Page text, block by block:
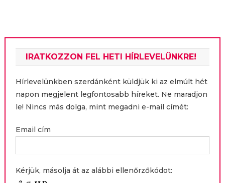
IRATKOZZON FEL HETI HÍRLEVELÜNKRE!
Hírlevelünkben szerdánként küldjük ki az elmúlt hét
napon megjelent legfontosabb híreket. Ne maradjon
le! Nincs más dolga, mint megadni e-mail címét:
Email cím
Kérjük, másolja át az alábbi ellenőrzőkódot: